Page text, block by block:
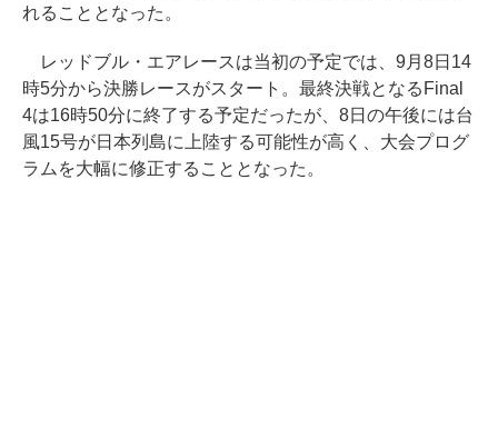
れることとなった。
レッドブル・エアレースは当初の予定では、9月8日14
時5分から決勝レースがスタート。最終決戦となるFinal
4は16時50分に終了する予定だったが、8日の午後には台
風15号が日本列島に上陸する可能性が高く、大会プログ
ラムを大幅に修正することとなった。